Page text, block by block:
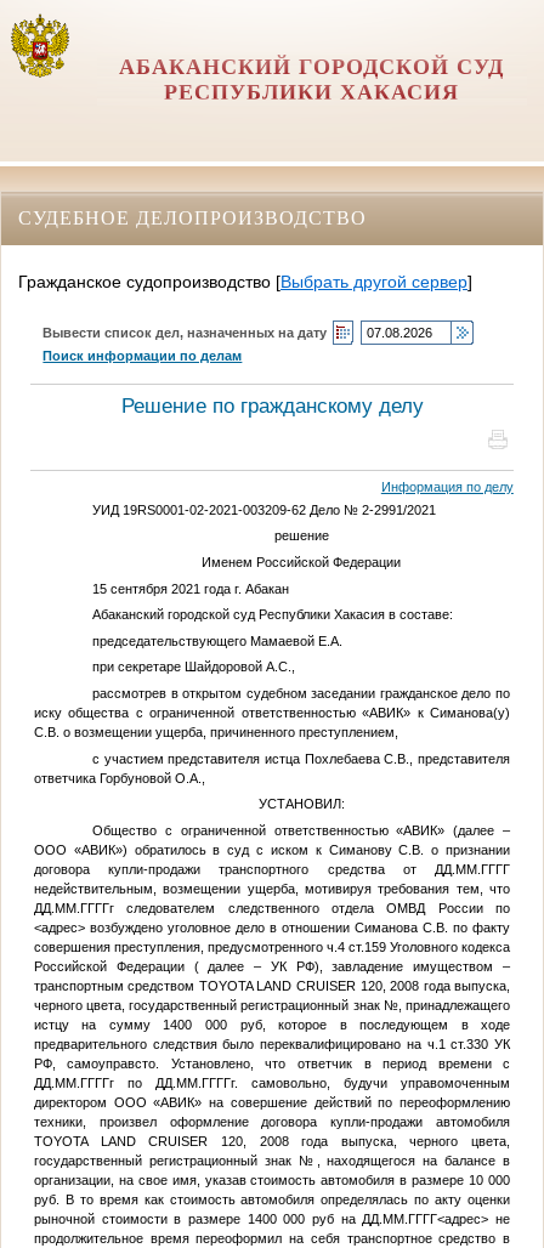
АБАКАНСКИЙ ГОРОДСКОЙ СУД
РЕСПУБЛИКИ ХАКАСИЯ
СУДЕБНОЕ ДЕЛОПРОИЗВОДСТВО
Гражданское судопроизводство [Выбрать другой сервер]
Вывести список дел, назначенных на дату
Поиск информации по делам
Решение по гражданскому делу
Информация по делу
УИД 19RS0001-02-2021-003209-62 Дело № 2-2991/2021
решение
Именем Российской Федерации
15 сентября 2021 года г. Абакан
Абаканский городской суд Республики Хакасия в составе:
председательствующего Мамаевой Е.А.
при секретаре Шайдоровой А.С.,
рассмотрев в открытом судебном заседании гражданское дело по
иску общества с ограниченной ответственностью «АВИК» кСиманова(у)
С.В. о возмещении ущерба, причиненного преступлением,
с участием представителя истца Похлебаева С.В., представителя
ответчика Горбуновой О.А.,
УСТАНОВИЛ:
Общество с ограниченной ответственностью «АВИК» (далее –
ООО «АВИК») обратилось в суд с иском к Симанову С.В. о признании
договора купли-продажи транспортного средства от ДД.ММ.ГГГГ
недействительным, возмещении ущерба, мотивируя требования тем, что
ДД.ММ.ГГГГг следователем следственного отдела ОМВД России по
<адрес>возбуждено уголовное дело в отношении Симанова С.В. по факту
совершения преступления, предусмотренного ч.4 ст.159 Уголовного кодекса
Российской Федерации ( далее – УК РФ), завладение имуществом –
транспортным средством TOYOTA LAND CRUISER 120, 2008 года выпуска,
черного цвета, государственный регистрационный знак №, принадлежащего
истцу на сумму 1400 000 руб, которое в последующем в ходе
предварительного следствия было переквалифицировано на ч.1 ст.330 УК
РФ, самоуправсто. Установлено, что ответчик в период времени с
ДД.ММ.ГГГГг по ДД.ММ.ГГГГг. самовольно, будучи управомоченным
директором ООО «АВИК» на совершение действий по переоформлению
техники, произвел оформление договора купли-продажи автомобиля
TOYOTA LAND CRUISER 120, 2008 года выпуска, черного цвета,
государственный регистрационный знак №
, находящегося на балансе в
организации, на свое имя, указав стоимость автомобиля в размере 10 000
руб. В то время как стоимость автомобиля определялась по акту оценки
рыночной стоимости в размере 1400 000 руб на ДД.ММ.ГГГГ<адрес> не
продолжительное время переоформил на себя транспортное средство в